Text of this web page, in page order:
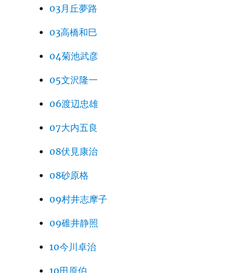
03月丘夢路
03高橋和巳
04菊池武彦
05文沢隆一
06渡辺忠雄
07大内五良
08伏見康治
08砂原格
09村井志摩子
09碓井静照
10今川卓治
10田原伯